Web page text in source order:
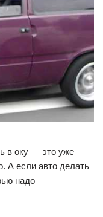
в оку — это уже
А если авто делать
надо